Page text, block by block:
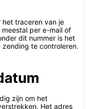
het traceren van je
per e-mail of
dit nummer is het
te controleren.
zijn om het
Het adres